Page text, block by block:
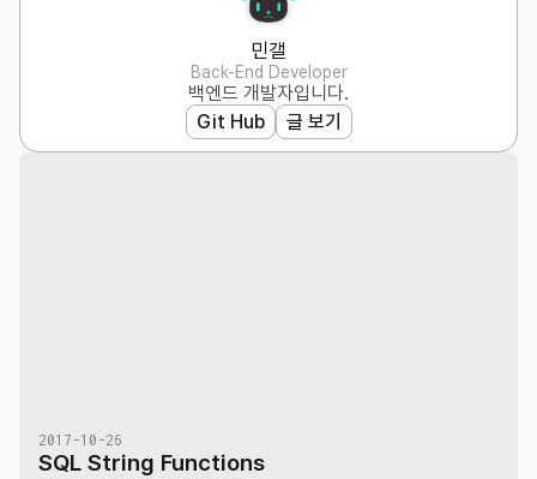
민갤
Back-End Developer
백엔드 개발자입니다.
Git Hub
글 보기
2017-10-26
SQL String Functions